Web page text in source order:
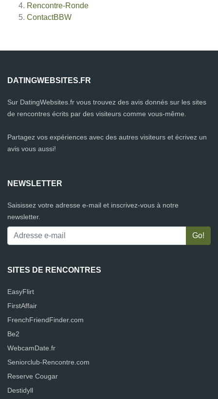
Rencontre-Ronde
ContactBBW
DATINGWEBSITES.FR
Sur DatingWebsites.fr vous trouvez des avis donnés sur les sites
de rencontres écrits par des visiteurs comme vous-même.
Partagez vos expériences avec des autres visiteurs et écrivez un
avis vous aussi!
NEWSLETTER
Saisissez votre adresse e-mail et inscrivez-vous à notre
newsletter.
SITES DE RENCONTRES
EasyFlirt
FirstAffair
FrenchFriendFinder.com
Be2
WebcamDate.fr
Seniorclub-Rencontre.com
Reserve Cougar
Destidyll